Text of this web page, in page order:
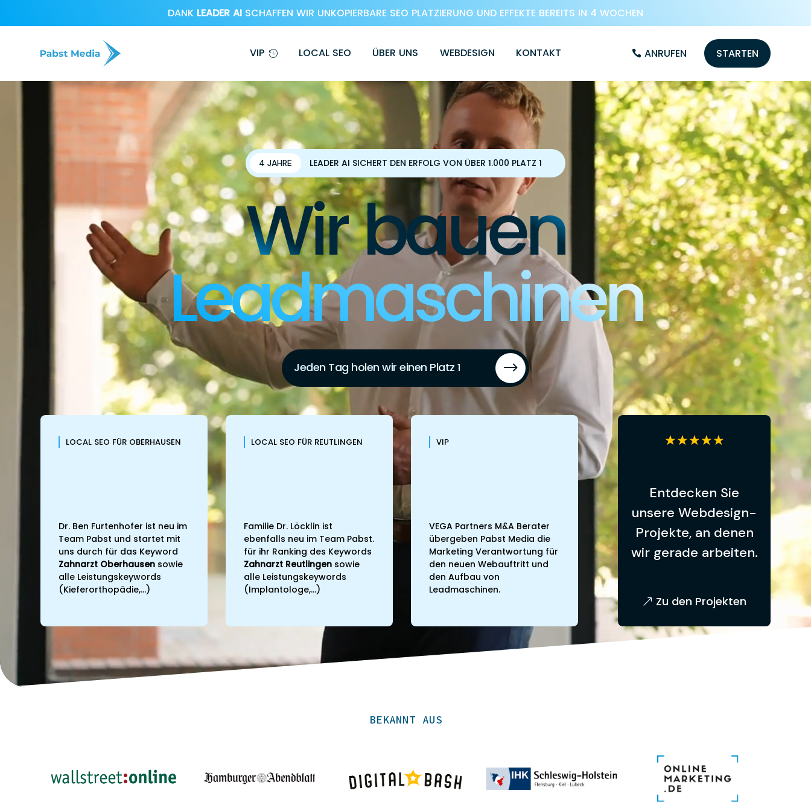
DANK LEADER AI SCHAFFEN WIR UNKOPIERBARE SEO PLATZIERUNG UND EFFEKTE BEREITS IN 4 WOCHEN
VIP LOCAL SEO ÜBER UNS WEBDESIGN KONTAKT ANRUFEN STARTEN
Video-
4 JAHRE LEADER AI SICHERT DEN ERFOLG VON ÜBER 1.000 PLATZ 1
Wir bauen
Leadmaschinen
$
Jeden Tag holen wir einen Platz 1
LOCAL SEO FÜR OBERHAUSEN
Dr. Ben Furtenhofer ist neu im
Team Pabst und startet mit
uns durch für das Keyword
Zahnarzt Oberhausen sowie
alle Leistungskeywords
(Kieferorthopädie,...)
LOCAL SEO FÜR REUTLINGEN
Familie Dr. Löcklin ist
ebenfalls neu im Team Pabst.
für ihr Ranking des Keywords
Zahnarzt Reutlingen sowie
alle Leistungskeywords
(Implantologe,...)
VIP
VEGA Partners M&A Berater
übergeben Pabst Media die
Marketing Verantwortung für
den neuen Webauftritt und
den Aufbau von
Leadmaschinen.
☆☆☆☆☆
Entdecken Sie
unsere Webdesign-
Projekte, an denen
wir gerade arbeiten.
Zu den Projekten
BEKANNT AUS